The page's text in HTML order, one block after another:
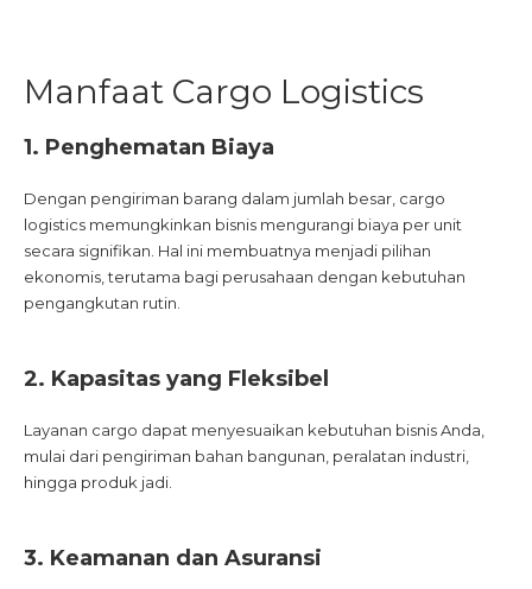
Manfaat Cargo Logistics
1. Penghematan Biaya
Dengan pengiriman barang dalam jumlah besar, cargo
logistics memungkinkan bisnis mengurangi biaya per unit
secara signifikan. Hal ini membuatnya menjadi pilihan
ekonomis, terutama bagi perusahaan dengan kebutuhan
pengangkutan rutin.
2. Kapasitas yang Fleksibel
Layanan cargo dapat menyesuaikan kebutuhan bisnis Anda,
mulai dari pengiriman bahan bangunan, peralatan industri,
hingga produk jadi.
3. Keamanan dan Asuransi